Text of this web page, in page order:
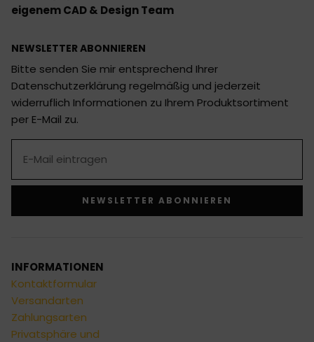
eigenem CAD & Design Team
NEWSLETTER ABONNIEREN
Bitte senden Sie mir entsprechend Ihrer
Datenschutzerklärung regelmäßig und jederzeit
widerruflich Informationen zu Ihrem Produktsortiment
per E-Mail zu.
NEWSLETTER ABONNIEREN
INFORMATIONEN
Kontaktformular
Versandarten
Zahlungsarten
Privatsphäre und